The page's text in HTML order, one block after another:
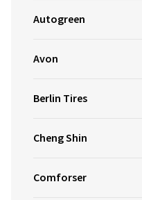
Autogreen
Avon
Berlin Tires
Cheng Shin
Comforser